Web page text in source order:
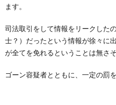
ます。
司法取引をして情報をリークした
士？）だったという情報が徐々に
が全てを免れるということは無さ
ゴーン容疑者とともに、一定の罰